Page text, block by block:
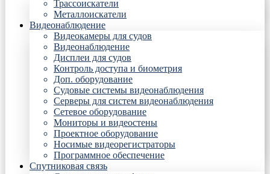
Трассоискатели
Металлоискатели
Видеонаблюдение
Видеокамеры для судов
Видеонаблюдение
Дисплеи для судов
Контроль доступа и биометрия
Доп. оборудование
Судовые системы видеонаблюдения
Серверы для систем видеонаблюдения
Сетевое оборудование
Мониторы и видеостены
Проектное оборудование
Носимые видеорегистраторы
Программное обеспечение
Спутниковая связь